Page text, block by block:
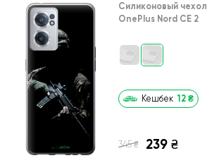
Силиконовый чехол
OnePlus Nord CE 2
Кешбек 12 ₴
345 ₴ 239 ₴